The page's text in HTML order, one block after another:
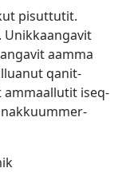
pisut­tutit.
aam­ma
qanit­
iseq­